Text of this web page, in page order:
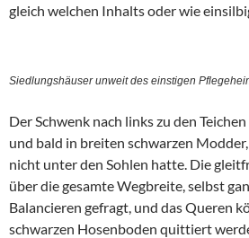
gleich welchen Inhalts oder wie
Siedlungshäuser unweit des einstigen
Der Schwenk nach links zu den
und bald in breiten schwarzen
nicht unter den Sohlen hatte. Die
über die gesamte Wegbreite, selbst
Balancieren gefragt, und das Queren
schwarzen Hosenboden quittiert